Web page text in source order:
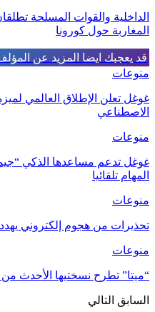
الداخلية والقوات المسلحة
المغاربة حول كورونا
قد يعجبك ايضا المزيد عن
منوعات
الاصطناعي
منوعات
غوغل تدعم مساعدها الذكي
المهام تلقائيا
منوعات
تحذيرات من هجوم إلكتروني يهدد
منوعات
“ميتا” تطرح نسختيها الأحدث
السابق التالي